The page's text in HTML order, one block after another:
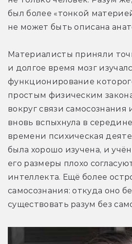
был более «тонкой
не может быть описана
Материалисты приняли
и долгое время мозг
функционирование
простым физическим
вокруг связи самосознания
вновь вспыхнула в середине
времени психическая
была хорошо изучена, и
его размеры плохо
интеллекта. Ещё более
самосознания: откуда оно
существовать разум без